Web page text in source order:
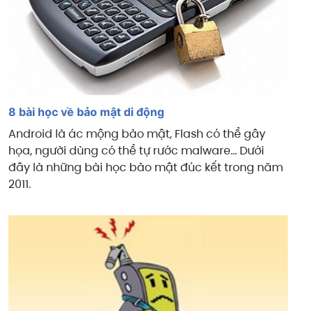
8 bài học về bảo mật di động
Android là ác mộng bảo mật, Flash có thể gây
họa, người dùng có thể tự rước malware... Dưới
đây là những bài học bảo mật đúc kết trong năm
2011.